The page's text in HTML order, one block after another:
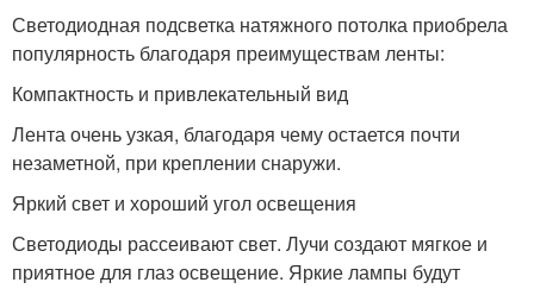
Светодиодная подсветка натяжного потолка приобрела
популярность благодаря преимуществам ленты:
Компактность и привлекательный вид
Лента очень узкая, благодаря чему остается почти
незаметной, при креплении снаружи.
Яркий свет и хороший угол освещения
Светодиоды рассеивают свет. Лучи создают мягкое и
приятное для глаз освещение. Яркие лампы будут